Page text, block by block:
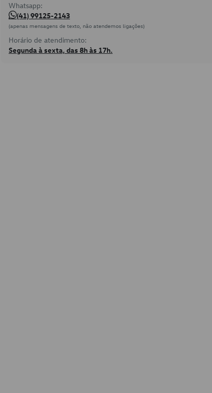
Whatsapp:
(41) 99125-2143
(apenas mensagens de texto, não atendemos ligações)
Horário de atendimento:
Segunda à sexta, das 8h às 17h.